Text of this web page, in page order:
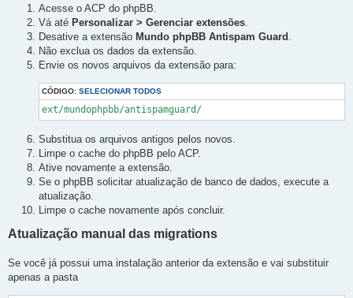
Acesse o ACP do phpBB.
Vá até Personalizar > Gerenciar extensões
Desative a extensão Mundo phpBB Antispam Guard
Não exclua os dados da extensão.
Envie os novos arquivos da extensão para:
CÓDIGO: SELECIONAR TODOS
ext/mundophpbb/antispamguard/
Substitua os arquivos antigos pelos novos.
Limpe o cache do phpBB pelo ACP.
Ative novamente a extensão.
Se o phpBB solicitar atualização de banco de dados, execute a
atualização.
Limpe o cache novamente após concluir.
Atualização manual das migrations
Se você já possui uma instalação anterior da extensão e vai substituir
apenas a pasta